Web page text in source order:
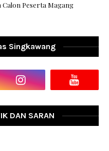
Calon Peserta Magang
Singkawang
DAN SARAN